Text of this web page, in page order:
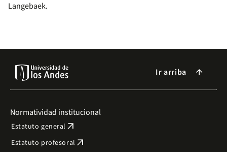
Langebaek.
Ir arriba arrow_forward
Normatividad institucional
Estatuto general arrow_outward
Estatuto profesoral arrow_outward